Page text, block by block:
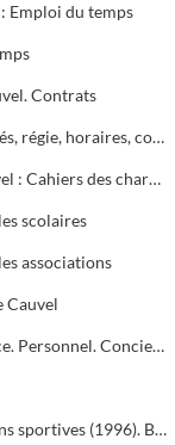
Emploi du temps
Contrats
Piscine de Cauvel : Courriers divers, arrêtés, régie, horaires, convention chèques loisirs temps libre, procès-verbal Commission de sécurité
Piscine Paul Vaillant Couturier et de Cauvel : Cahiers des charges signés par les clubs
scolaires
associations
Cauvel
Service des sports : Organisation du service. Personnel. Concierges. Notes de service
Attribution de subventions aux associations sportives (1996). Bilans financiers des clubs (1995-1996)